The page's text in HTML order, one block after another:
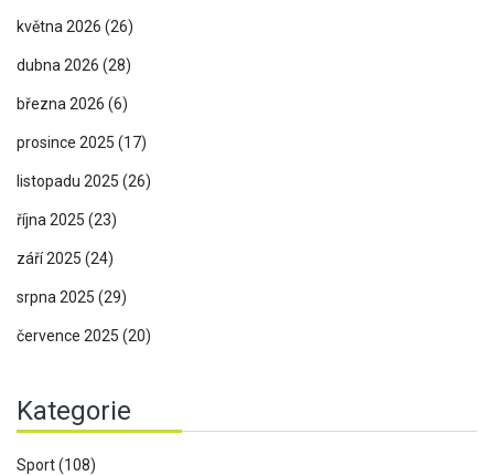
května 2026 (26)
dubna 2026 (28)
března 2026 (6)
prosince 2025 (17)
listopadu 2025 (26)
října 2025 (23)
září 2025 (24)
srpna 2025 (29)
července 2025 (20)
Kategorie
Sport(108)